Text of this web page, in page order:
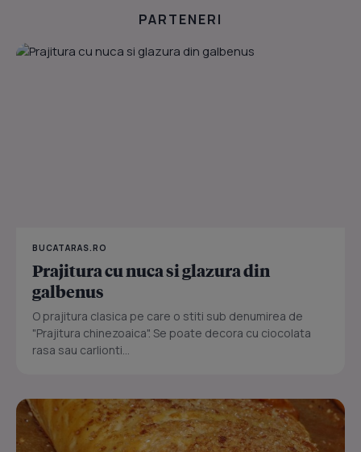
PARTENERI
BUCATARAS.RO
Prajitura cu nuca si glazura din
galbenus
O prajitura clasica pe care o stiti sub denumirea de
"Prajitura chinezoaica". Se poate decora cu ciocolata
rasa sau carlionti...